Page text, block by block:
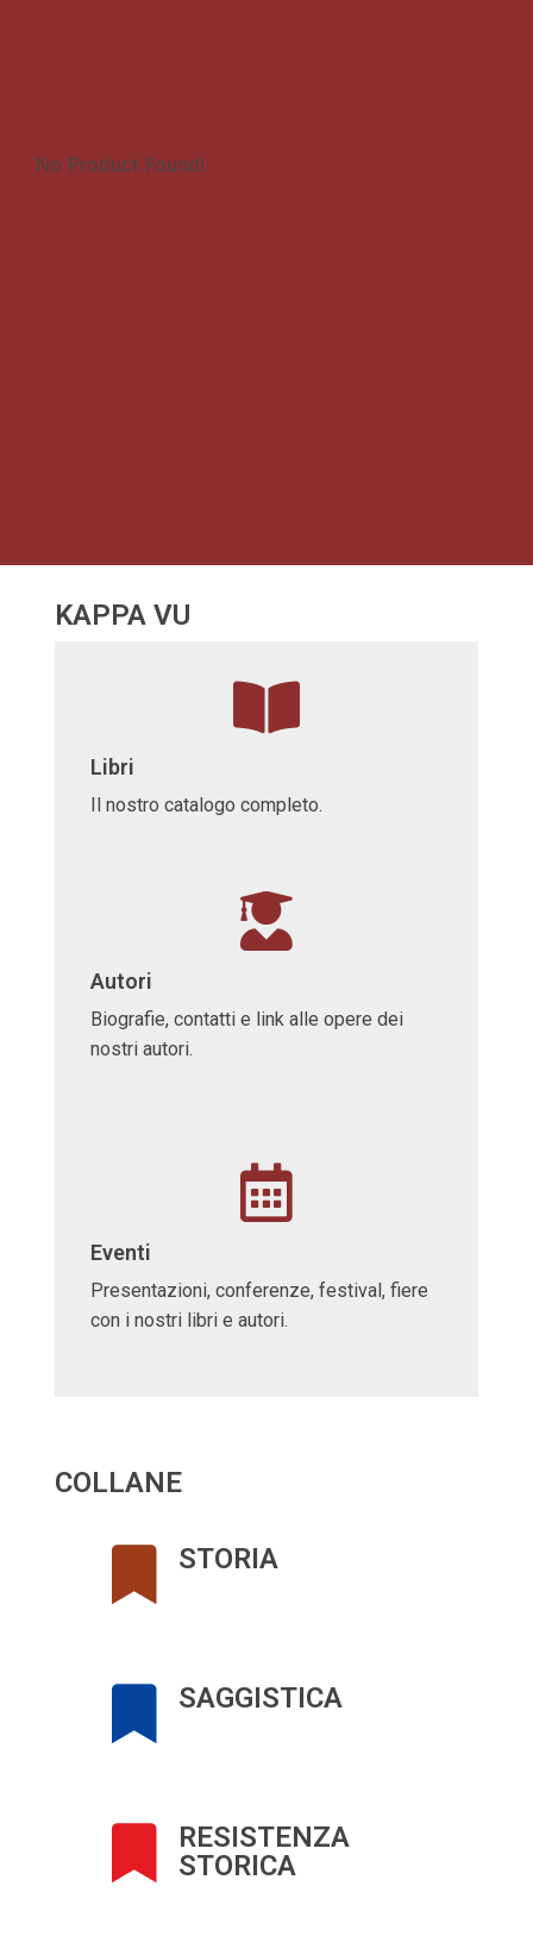
No Product Found!
KAPPA VU
Libri
Il nostro catalogo completo.
Autori
Biografie, contatti e link alle opere dei
nostri autori.
Eventi
Presentazioni, conferenze, festival, fiere
con i nostri libri e autori.
COLLANE
STORIA
SAGGISTICA
RESISTENZA
STORICA